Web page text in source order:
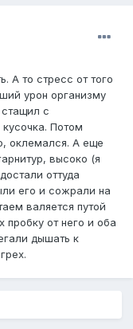
А то стресс от того
урон организму
с
Потом
оклемался. А еще
высоко (я
оттуда
его и сожрали на
валяется путой
пробку от него и оба
дышать к